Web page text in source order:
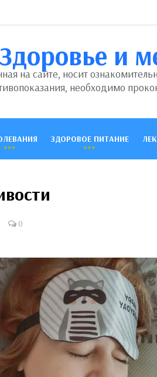
Здоровье и
на сайте, носит
необходимо
ЗДОРОВОЕ ПИТАНИЕ
0